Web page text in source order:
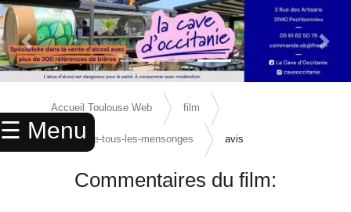
☰ Menu
× ACCUEIL
ANNUAIRE
Previous Slide Next
Accueil Toulouse Web film
la-mere-de-tous-les-mensonges avis
Commentaires du film: